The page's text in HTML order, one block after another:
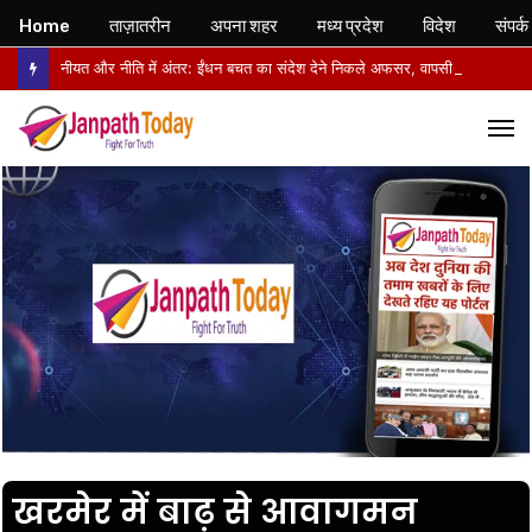
खरमेर में बाढ़ से आवागमन
Home ताज़ातरीन अपना शहर मध्य प्रदेश विदेश संपर्क